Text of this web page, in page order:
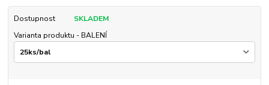
Dostupnost
SKLADEM
Varianta produktu - BALENÍ